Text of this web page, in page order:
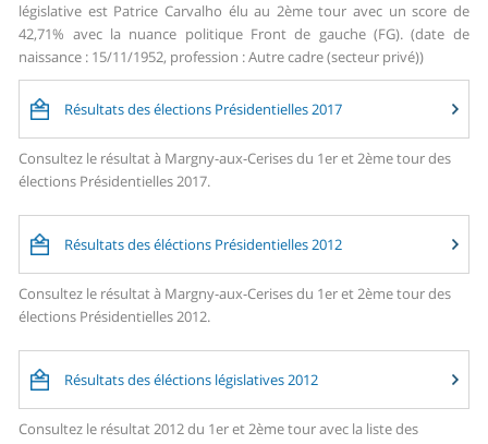
législative est Patrice Carvalho élu au 2ème tour avec un score de
42,71% avec la nuance politique Front de gauche (FG). (date de
naissance : 15/11/1952, profession : Autre cadre (secteur privé))
Résultats des élections Présidentielles 2017
Consultez le résultat à Margny-aux-Cerises du 1er et 2ème tour des
élections Présidentielles 2017.
Résultats des éléctions Présidentielles 2012
Consultez le résultat à Margny-aux-Cerises du 1er et 2ème tour des
élections Présidentielles 2012.
Résultats des éléctions législatives 2012
Consultez le résultat 2012 du 1er et 2ème tour avec la liste des